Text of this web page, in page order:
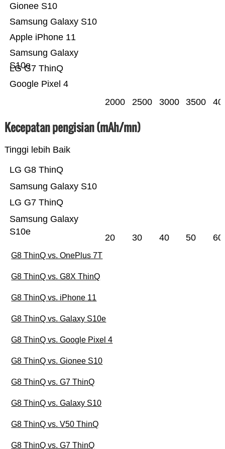
Google Pixel 4
LG G7 ThinQ
Samsung Galaxy
S10e
Apple iPhone 11
Samsung Galaxy S10
Gionee S10
2000 2500 3000 3500
Kecepatan pengisian (mAh/mn)
Tinggi lebih Baik
Samsung Galaxy
S10e
LG G7 ThinQ
Samsung Galaxy S10
LG G8 ThinQ
20 30 40 50 60
G8 ThinQ vs. OnePlus 7T
G8 ThinQ vs. G8X ThinQ
G8 ThinQ vs. iPhone 11
G8 ThinQ vs. Galaxy S10e
G8 ThinQ vs. Google Pixel 4
G8 ThinQ vs. Gionee S10
G8 ThinQ vs. G7 ThinQ
G8 ThinQ vs. Galaxy S10
G8 ThinQ vs. V50 ThinQ
G8 ThinQ vs. G7 ThinQ